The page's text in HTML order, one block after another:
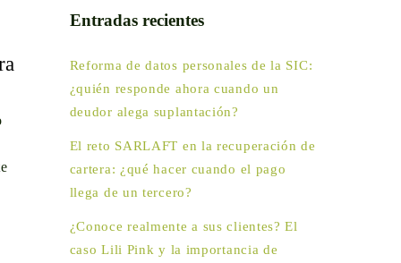
Entradas recientes
Reforma de datos personales de la SIC:
¿quién responde ahora cuando un
deudor alega suplantación?
El reto SARLAFT en la recuperación de
cartera: ¿qué hacer cuando el pago
llega de un tercero?
¿Conoce realmente a sus clientes? El
caso Lili Pink y la importancia de